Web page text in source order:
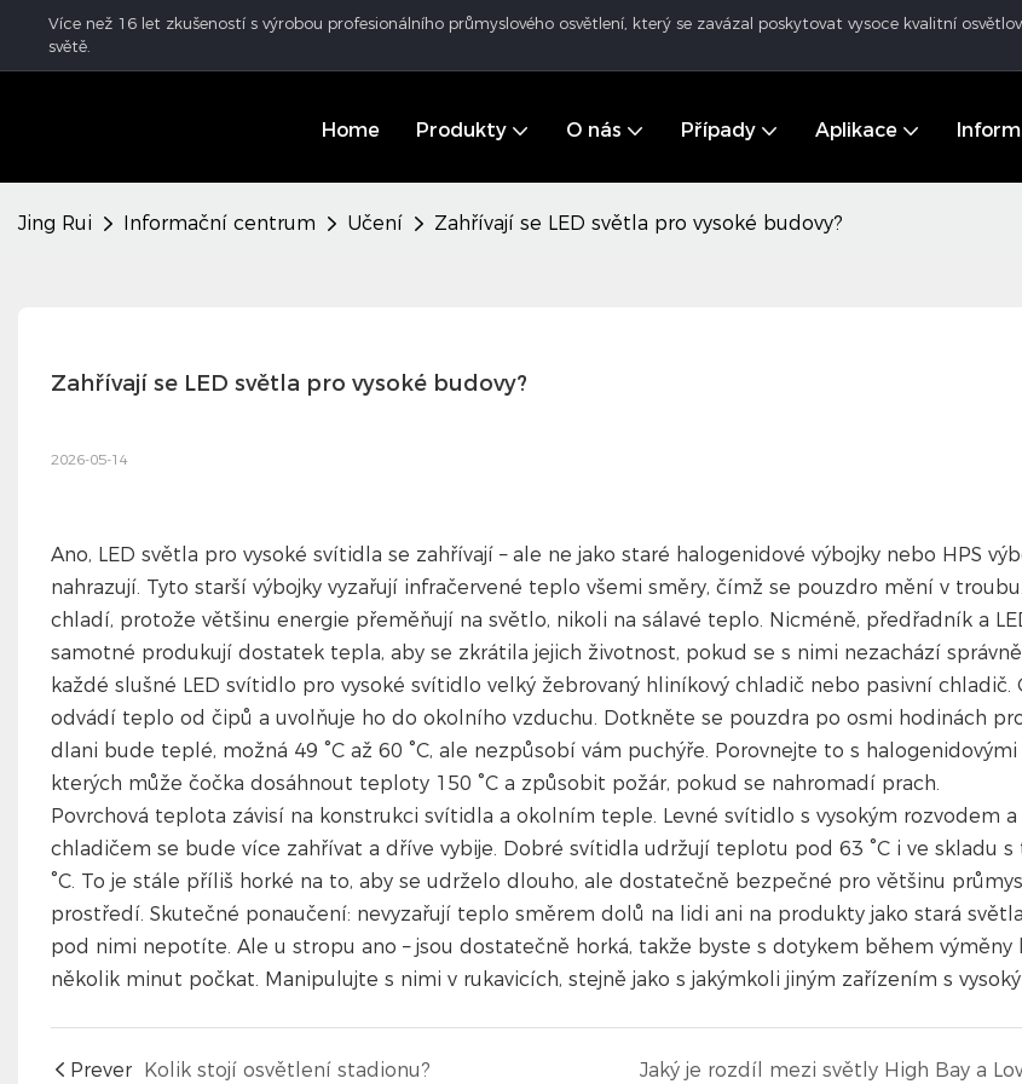
Více než 16 let zkušeností s výrobou profesionálního průmyslového osvětlení, který se zavázal poskytovat vysoce kvalitní
světě.
Home Produkty O nás Případy Aplikace
Jing Rui Informační centrum Učení Zahřívají se LED světla pro vysoké budovy?
Zahřívají se LED světla pro vysoké budovy?
2026-05-14
Ano, LED světla pro vysoké svítidla se zahřívají – ale ne jako staré halogenidové výbojky nebo HPS
nahrazují. Tyto starší výbojky vyzařují infračervené teplo všemi směry, čímž se pouzdro mění v
chladí, protože většinu energie přeměňují na světlo, nikoli na sálavé teplo. Nicméně, předřadník a
samotné produkují dostatek tepla, aby se zkrátila jejich životnost, pokud se s nimi nezachází
každé slušné LED svítidlo pro vysoké svítidlo velký žebrovaný hliníkový chladič nebo pasivní chladič.
odvádí teplo od čipů a uvolňuje ho do okolního vzduchu. Dotkněte se pouzdra po osmi hodinách
dlani bude teplé, možná 49 °C až 60 °C, ale nezpůsobí vám puchýře. Porovnejte to s halogenidovými
kterých může čočka dosáhnout teploty 150 °C a způsobit požár, pokud se nahromadí prach.
Povrchová teplota závisí na konstrukci svítidla a okolním teple. Levné svítidlo s vysokým rozvodem
chladičem se bude více zahřívat a dříve vybije. Dobré svítidla udržují teplotu pod 63 °C i ve skladu
°C. To je stále příliš horké na to, aby se udrželo dlouho, ale dostatečně bezpečné pro většinu
prostředí. Skutečné ponaučení: nevyzařují teplo směrem dolů na lidi ani na produkty jako stará
pod nimi nepotíte. Ale u stropu ano – jsou dostatečně horká, takže byste s dotykem během výměny
několik minut počkat. Manipulujte s nimi v rukavicích, stejně jako s jakýmkoli jiným zařízením s
Prever Kolik stojí osvětlení stadionu?